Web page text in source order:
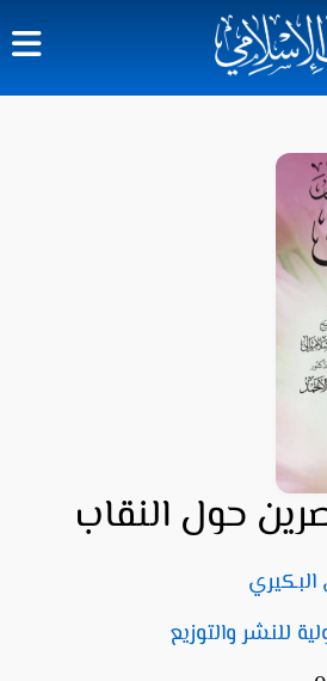
حول النقاب
للنشر والتوزيع